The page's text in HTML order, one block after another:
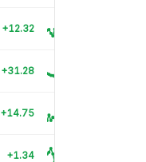
+12.32
+31.28
+14.75
+1.34